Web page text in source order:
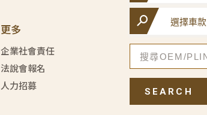
更多
企業社會責任
法說會報名
人力招募
SEARCH